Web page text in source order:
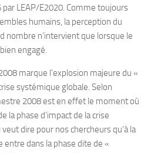
LEAP/E2020. Comme toujours
humains, la perception du
nombre n’intervient que lorsque le
engagé.
marque l’explosion majeure du «
systémique globale. Selon
2008 est en effet le moment où
la phase d’impact de la crise
dire pour nos chercheurs qu’à la
dans la phase dite de «